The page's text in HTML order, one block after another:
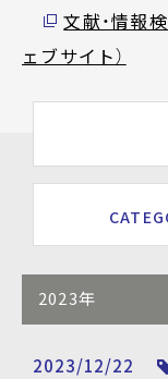
文献・情報
ェブサイト）
2023年
2023/12/22